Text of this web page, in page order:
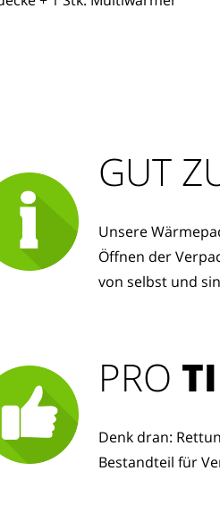
PRO
Denk dran:
Bestandteil für
GUT
Unsere
Öffnen der
von selbst und